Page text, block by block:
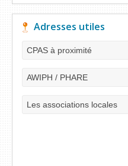
Adresses utiles
CPAS à proximité
AWIPH / PHARE
Les associations locales